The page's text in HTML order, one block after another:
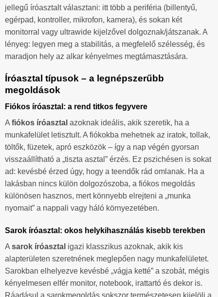
jellegű íróasztalt választani: itt több a periféria (billentyű,
egérpad, kontroller, mikrofon, kamera), és sokan két
monitorral vagy ultrawide kijelzővel dolgoznak/játszanak. A
lényeg: legyen meg a stabilitás, a megfelelő szélesség, és
maradjon hely az alkar kényelmes megtámasztására.
Íróasztal típusok – a legnépszerűbb
megoldások
Fiókos íróasztal: a rend titkos fegyvere
A fiókos íróasztal azoknak ideális, akik szeretik, ha a
munkafelület letisztult. A fiókokba mehetnek az iratok, tollak,
töltők, füzetek, apró eszközök – így a nap végén gyorsan
visszaállítható a „tiszta asztal” érzés. Ez pszichésen is sokat
ad: kevésbé érzed úgy, hogy a teendők rád omlanak. Ha a
lakásban nincs külön dolgozószoba, a fiókos megoldás
különösen hasznos, mert könnyebb elrejteni a „munka
nyomait” a nappali vagy háló környezetében.
Sarok íróasztal: okos helykihasználás kisebb terekben
A sarok íróasztal igazi klasszikus azoknak, akik kis
alapterületen szeretnének meglepően nagy munkafelületet.
Sarokban elhelyezve kevésbé „vágja ketté” a szobát, mégis
kényelmesen elfér monitor, notebook, irattartó és dekor is.
Ráadásul a sarokmegoldás sokszor természetesen kijelöli a